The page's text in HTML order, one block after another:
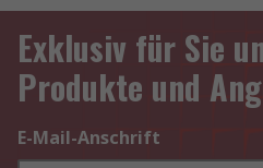
Exklusiv für Sie
Produkte und
E-Mail-Anschrift